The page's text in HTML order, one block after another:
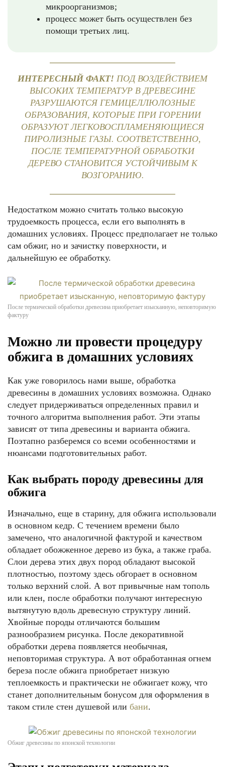
микроорганизмов;
процесс может быть осуществлен без
помощи третьих лиц.
ИНТЕРЕСНЫЙ ФАКТ! ПОД ВОЗДЕЙСТВИЕМ
ВЫСОКИХ ТЕМПЕРАТУР В ДРЕВЕСИНЕ
РАЗРУШАЮТСЯ ГЕМИЦЕЛЛЮЛОЗНЫЕ
ОБРАЗОВАНИЯ, КОТОРЫЕ ПРИ ГОРЕНИИ
ОБРАЗУЮТ ЛЕГКОВОСПЛАМЕНЯЮЩИЕСЯ
ПИРОЛИЗНЫЕ ГАЗЫ. СООТВЕТСТВЕННО,
ПОСЛЕ ТЕМПЕРАТУРНОЙ ОБРАБОТКИ
ДЕРЕВО СТАНОВИТСЯ УСТОЙЧИВЫМ К
ВОЗГОРАНИЮ.
Недостатком можно считать только высокую
трудоемкость процесса, если его выполнять в
домашних условиях. Процесс предполагает не только
сам обжиг, но и зачистку поверхности, и
дальнейшую ее обработку.
После термической обработки древесина приобретает изысканную, неповторимую
фактуру
Можно ли провести процедуру
обжига в домашних условиях
Как уже говорилось нами выше, обработка
древесины в домашних условиях возможна. Однако
следует придерживаться определенных правил и
точного алгоритма выполнения работ. Эти этапы
зависят от типа древесины и варианта обжига.
Поэтапно разберемся со всеми особенностями и
нюансами подготовительных работ.
Как выбрать породу древесины для
обжига
Изначально, еще в старину, для обжига использовали
в основном кедр. С течением времени было
замечено, что аналогичной фактурой и качеством
обладает обожженное дерево из бука, а также граба.
Слои дерева этих двух пород обладают высокой
плотностью, поэтому здесь обгорает в основном
только верхний слой. А вот привычные нам тополь
или клен, после обработки получают интересную
вытянутую вдоль древесную структуру линий.
Хвойные породы отличаются большим
разнообразием рисунка. После декоративной
обработки дерева появляется необычная,
неповторимая структура. А вот обработанная огнем
береза после обжига приобретает низкую
теплоемкость и практически не обжигает кожу, что
станет дополнительным бонусом для оформления в
таком стиле стен душевой или бани.
Обжиг древесины по японской технологии